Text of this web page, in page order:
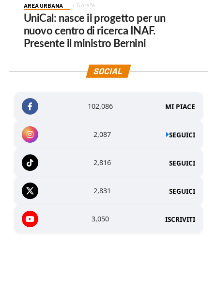
AREA URBANA 5 ore fa
UniCal: nasce il progetto per un
nuovo centro di ricerca INAF.
Presente il ministro Bernini
SOCIAL
102,086 MI PIACE
2,087 SEGUICI
2,816 SEGUICI
2,831 SEGUICI
3,050 ISCRIVITI